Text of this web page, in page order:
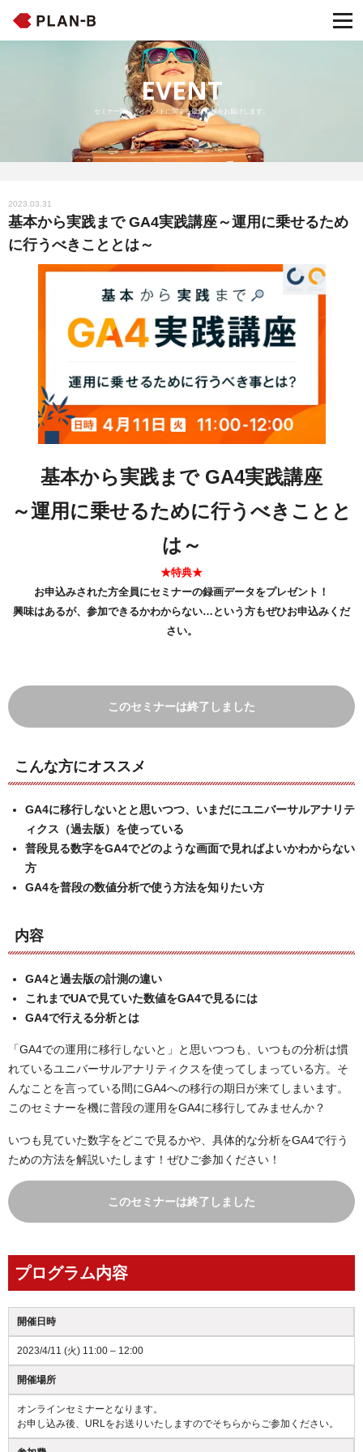
EVENT
セミナー開催・イベントに関する最新情報をお届けします。
2023.03.31
基本から実践まで GA4実践講座～運用に乗せるため
に行うべきこととは～
基本から実践まで GA4実践講座
～運用に乗せるために行うべきことと
は～
★特典★
お申込みされた方全員にセミナーの録画データをプレゼント！
興味はあるが、参加できるかわからない…という方もぜひお申込みくだ
さい。
このセミナーは終了しました
こんな方にオススメ
GA4に移行しないとと思いつつ、いまだにユニバーサルアナリテ
ィクス（過去版）を使っている
普段見る数字をGA4でどのような画面で見ればよいかわからない
方
GA4を普段の数値分析で使う方法を知りたい方
内容
GA4と過去版の計測の違い
これまでUAで見ていた数値をGA4で見るには
GA4で行える分析とは
「GA4での運用に移行しないと」と思いつつも、いつもの分析は慣
れているユニバーサルアナリティクスを使ってしまっている方。そ
んなことを言っている間にGA4への移行の期日が来てしまいます。
このセミナーを機に普段の運用をGA4に移行してみませんか？
いつも見ていた数字をどこで見るかや、具体的な分析をGA4で行う
ための方法を解説いたします！ぜひご参加ください！
このセミナーは終了しました
プログラム内容
開催日時
2023/4/11 (火) 11:00 – 12:00
開催場所
オンラインセミナーとなります。
お申し込み後、URLをお送りいたしますのでそちらからご参加ください。